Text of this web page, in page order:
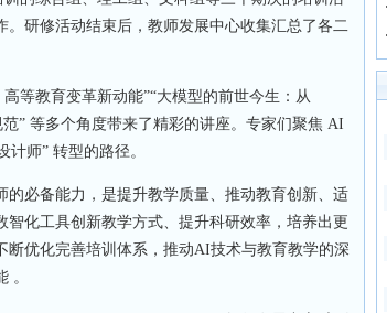
研修活动结束后，教师发展中心收集汇总了各二
教育变革新动能”“大模型的前世今生：从
” 等多个角度带来了精彩的讲座。专家们聚焦 AI
师” 转型的路径。
必备能力，是提升教学质量、推动教育创新、适
化工具创新教学方式、提升科研效率，培养出更
优化完善培训体系，推动AI技术与教育教学的深
。